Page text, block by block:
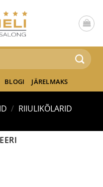
BLOGI JÄRELMAKS
/ RIIULIKÕLARID